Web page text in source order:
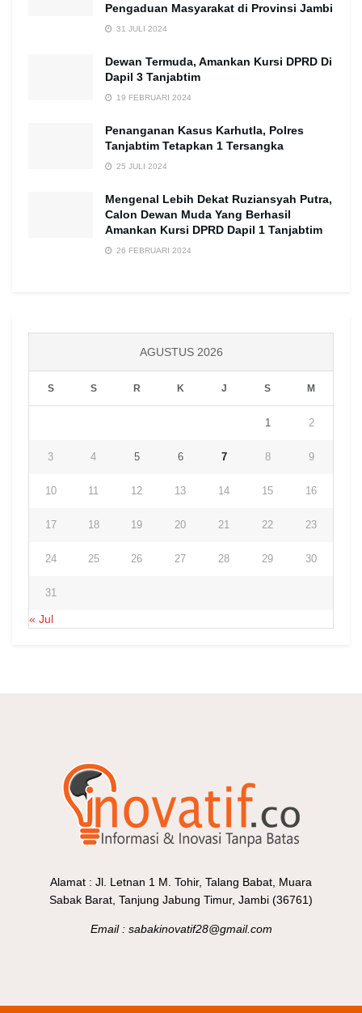
Pengaduan Masyarakat di Provinsi Jambi
31 JULI 2024
Dewan Termuda, Amankan Kursi DPRD Di
Dapil 3 Tanjabtim
19 FEBRUARI 2024
Penanganan Kasus Karhutla, Polres
Tanjabtim Tetapkan 1 Tersangka
25 JULI 2024
Mengenal Lebih Dekat Ruziansyah Putra,
Calon Dewan Muda Yang Berhasil
Amankan Kursi DPRD Dapil 1 Tanjabtim
26 FEBRUARI 2024
AGUSTUS 2026
S S R K J S M
1 2
3 4 5 6 7 8 9
10 11 12 13 14 15 16
17 18 19 20 21 22 23
24 25 26 27 28 29 30
31
« Jul
Alamat : Jl. Letnan 1 M. Tohir, Talang Babat, Muara
Sabak Barat, Tanjung Jabung Timur, Jambi (36761)
Email : sabakinovatif28@gmail.com